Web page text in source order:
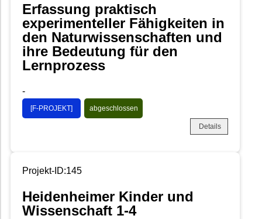
Erfassung praktisch
experimenteller Fähigkeiten in
den Naturwissenschaften und
ihre Bedeutung für den
Lernprozess
-
[F-PROJEKT] abgeschlossen
Details
Projekt-ID:145
Heidenheimer Kinder und
Wissenschaft 1-4